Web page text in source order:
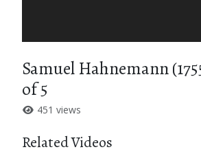
Samuel Hahnemann
of 5
451 views
Related Videos